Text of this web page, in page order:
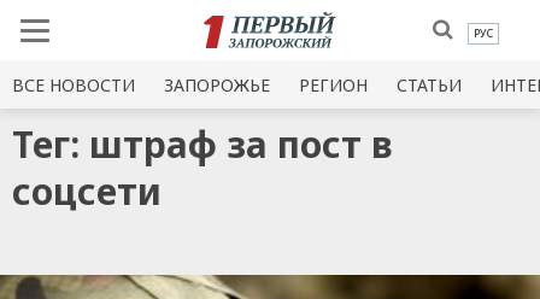
РУС
ВСЕ НОВОСТИ ЗАПОРОЖЬЕ РЕГИОН СТАТЬИ
Тег: штраф за пост в
соцсети